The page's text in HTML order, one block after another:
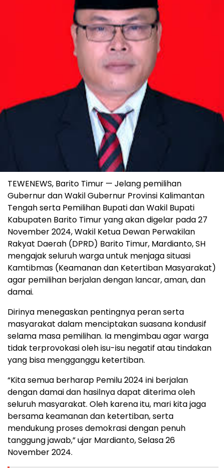
TEWENEWS, Barito Timur — Jelang pemilihan
Gubernur dan Wakil Gubernur Provinsi Kalimantan
Tengah serta Pemilihan Bupati dan Wakil Bupati
Kabupaten Barito Timur yang akan digelar pada 27
November 2024, Wakil Ketua Dewan Perwakilan
Rakyat Daerah (DPRD) Barito Timur, Mardianto, SH
mengajak seluruh warga untuk menjaga situasi
Kamtibmas (Keamanan dan Ketertiban Masyarakat)
agar pemilihan berjalan dengan lancar, aman, dan
damai.
Dirinya menegaskan pentingnya peran serta
masyarakat dalam menciptakan suasana kondusif
selama masa pemilihan. Ia mengimbau agar warga
tidak terprovokasi oleh isu-isu negatif atau tindakan
yang bisa mengganggu ketertiban.
“Kita semua berharap Pemilu 2024 ini berjalan
dengan damai dan hasilnya dapat diterima oleh
seluruh masyarakat. Oleh karena itu, mari kita jaga
bersama keamanan dan ketertiban, serta
mendukung proses demokrasi dengan penuh
tanggung jawab,” ujar Mardianto, Selasa 26
November 2024.